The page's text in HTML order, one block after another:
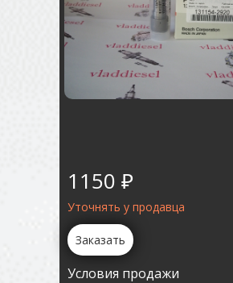
1150 ₽
Уточнять у продавца
Заказать
Условия продажи